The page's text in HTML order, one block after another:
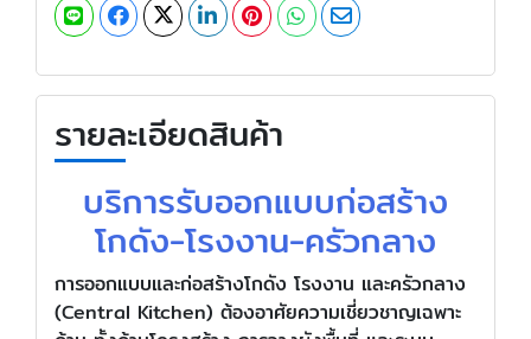
รายละเอียดสินค้า
บริการรับออกแบบก่อสร้าง
โกดัง-โรงงาน-ครัวกลาง
การออกแบบและก่อสร้างโกดัง โรงงาน และครัวกลาง
(Central Kitchen) ต้องอาศัยความเชี่ยวชาญเฉพาะ